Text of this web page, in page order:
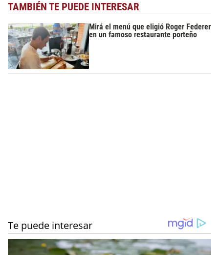
TAMBIÉN TE PUEDE INTERESAR
Mirá el menú que eligió Roger Federer
en un famoso restaurante porteño